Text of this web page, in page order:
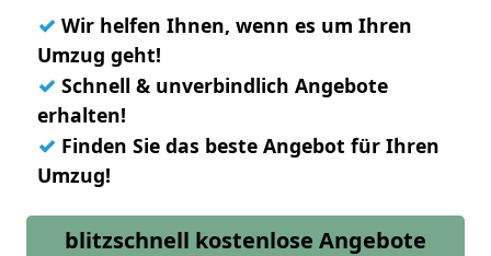
✓ Wir helfen Ihnen, wenn es um Ihren
Umzug geht!
✓ Schnell & unverbindlich Angebote
erhalten!
✓ Finden Sie das beste Angebot für Ihren
Umzug!
blitzschnell kostenlose Angebote